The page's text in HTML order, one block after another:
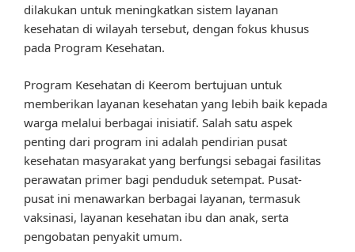
dilakukan untuk meningkatkan sistem layanan
kesehatan di wilayah tersebut, dengan fokus khusus
pada Program Kesehatan.
Program Kesehatan di Keerom bertujuan untuk
memberikan layanan kesehatan yang lebih baik kepada
warga melalui berbagai inisiatif. Salah satu aspek
penting dari program ini adalah pendirian pusat
kesehatan masyarakat yang berfungsi sebagai fasilitas
perawatan primer bagi penduduk setempat. Pusat-
pusat ini menawarkan berbagai layanan, termasuk
vaksinasi, layanan kesehatan ibu dan anak, serta
pengobatan penyakit umum.